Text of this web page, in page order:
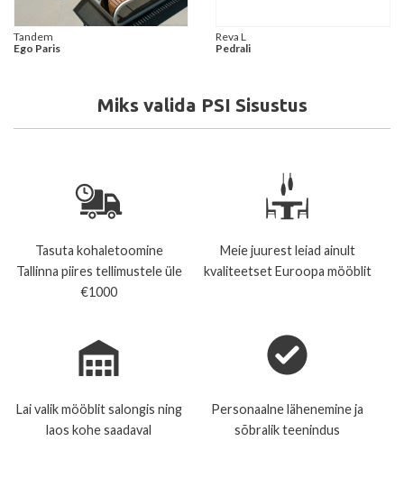
Tandem
Ego Paris
Reva L
Pedrali
Miks valida PSI Sisustus
Tasuta kohaletoomine
Tallinna piires tellimustele üle
€1000
Meie juurest leiad ainult
kvaliteetset Euroopa mööblit
Lai valik mööblit salongis ning
laos kohe saadaval
Personaalne lähenemine ja
sõbralik teenindus